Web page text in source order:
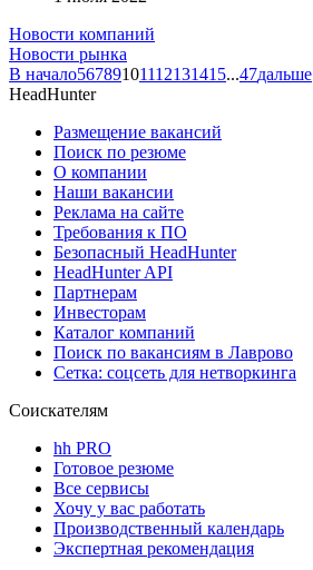
Новости компаний
Новости рынка
В начало56789101112131415...47дальше
HeadHunter
Размещение вакансий
Поиск по резюме
О компании
Наши вакансии
Реклама на сайте
Требования к ПО
Безопасный HeadHunter
HeadHunter API
Партнерам
Инвесторам
Каталог компаний
Поиск по вакансиям в Лаврово
Сетка: соцсеть для нетворкинга
Соискателям
hh PRO
Готовое резюме
Все сервисы
Хочу у вас работать
Производственный календарь
Экспертная рекомендация